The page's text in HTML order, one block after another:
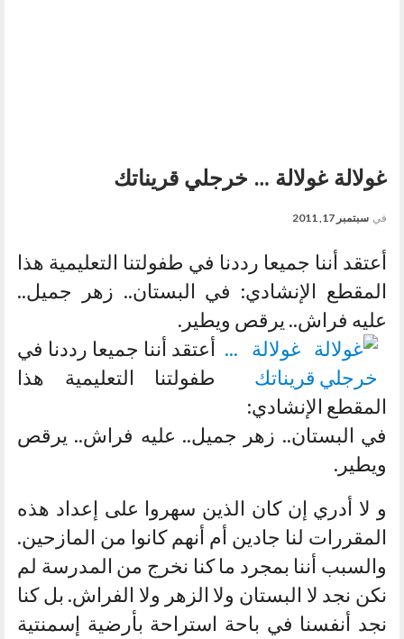
غولالة غولالة … خرجلي قريناتك
في سبتمبر 17, 2011
أعتقد أننا جميعا رددنا في طفولتنا التعليمية هذا
المقطع الإنشادي: في البستان.. زهر جميل..
عليه فراش.. يرقص ويطير.
أعتقد أننا جميعا رددنا في
طفولتنا التعليمية هذا
المقطع الإنشادي:
في البستان.. زهر جميل.. عليه فراش.. يرقص
ويطير.
و لا أدري إن كان الذين سهروا على إعداد هذه
المقررات لنا جادين أم أنهم كانوا من المازحين.
والسبب أننا بمجرد ما كنا نخرج من المدرسة لم
نكن نجد لا البستان ولا الزهر ولا الفراش. بل كنا
نجد أنفسنا في باحة استراحة بأرضية إسمنتية